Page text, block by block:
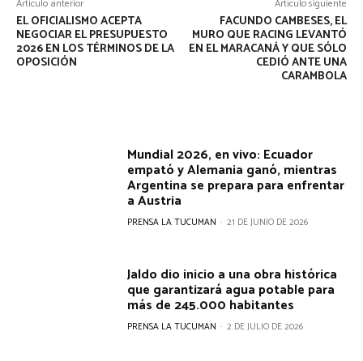
Artículo anterior
EL OFICIALISMO ACEPTA
NEGOCIAR EL PRESUPUESTO
2026 EN LOS TÉRMINOS DE LA
OPOSICIÓN
Artículo siguiente
FACUNDO CAMBESES, EL
MURO QUE RACING LEVANTÓ
EN EL MARACANÁ Y QUE SÓLO
CEDIÓ ANTE UNA
CARAMBOLA
Mundial 2026, en vivo: Ecuador
empató y Alemania ganó, mientras
Argentina se prepara para enfrentar
a Austria
PRENSA LA TUCUMAN - 21 DE JUNIO DE 2026
Jaldo dio inicio a una obra histórica
que garantizará agua potable para
más de 245.000 habitantes
PRENSA LA TUCUMAN - 2 DE JULIO DE 2026